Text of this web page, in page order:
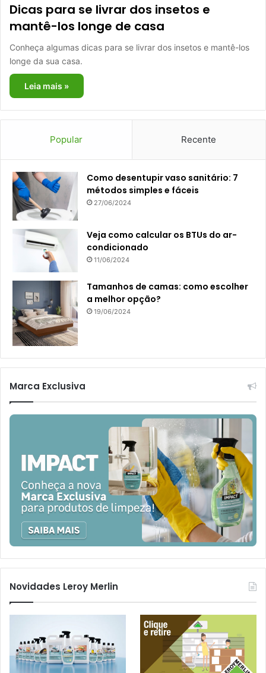
Dicas para se livrar dos insetos e
mantê-los longe de casa
Conheça algumas dicas para se livrar dos insetos e mantê-los
longe da sua casa.
Leia mais »
Popular Recente
Como desentupir vaso sanitário: 7
métodos simples e fáceis
27/06/2024
Veja como calcular os BTUs do ar-
condicionado
11/06/2024
Tamanhos de camas: como escolher
a melhor opção?
19/06/2024
Marca Exclusiva
Novidades Leroy Merlin